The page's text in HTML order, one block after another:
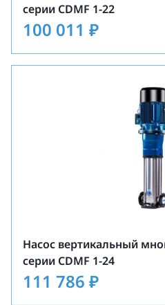
серии CDMF 1-22
100 011 ₽
Насос вертикальный
серии CDMF 1-24
111 786 ₽